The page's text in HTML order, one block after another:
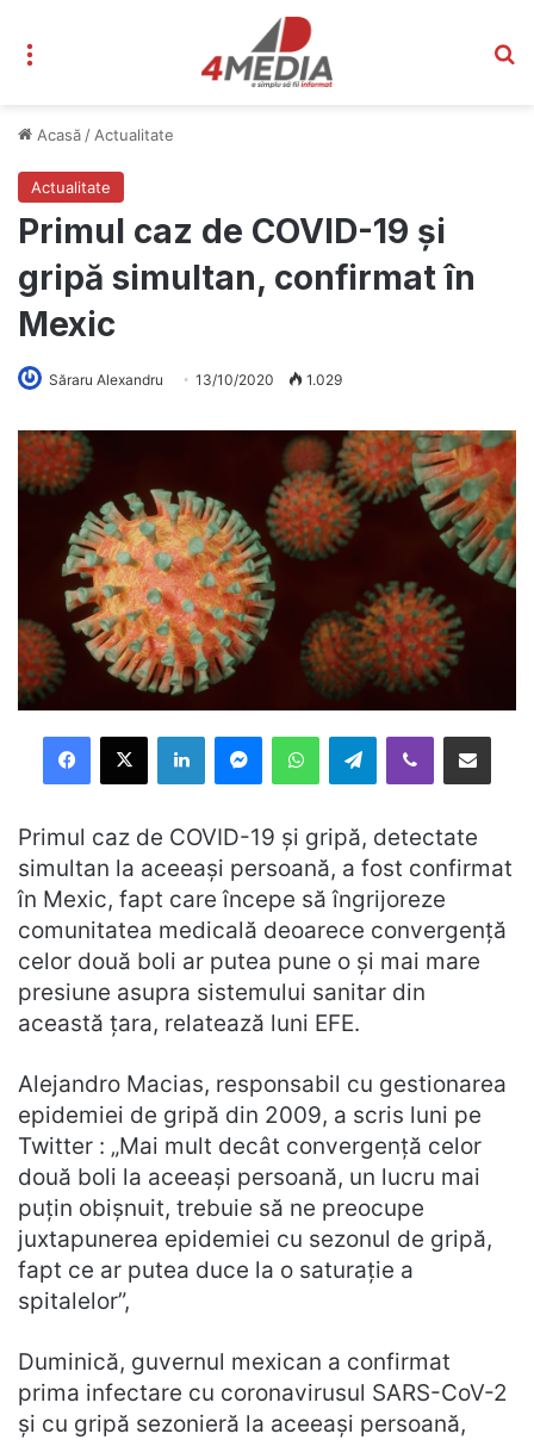
Acasă / Actualitate
Actualitate
Primul caz de COVID-19 și
gripă simultan, confirmat în
Mexic
Săraru Alexandru 13/10/2020 1.029
Facebook
X LinkedInMessengerWhatsAppTelegramViber Distribuie prin mail
Primul caz de COVID-19 și gripă, detectate
simultan la aceeași persoană, a fost confirmat
în Mexic, fapt care începe să îngrijoreze
comunitatea medicală deoarece convergență
celor două boli ar putea pune o și mai mare
presiune asupra sistemului sanitar din
această țara, relatează luni EFE.
Alejandro Macias, responsabil cu gestionarea
epidemiei de gripă din 2009, a scris luni pe
Twitter : „Mai mult decât convergență celor
două boli la aceeași persoană, un lucru mai
puțin obișnuit, trebuie să ne preocupe
juxtapunerea epidemiei cu sezonul de gripă,
fapt ce ar putea duce la o saturație a
spitalelor”,
Duminică, guvernul mexican a confirmat
prima infectare cu coronavirusul SARS-CoV-2
și cu gripă sezonieră la aceeași persoană,